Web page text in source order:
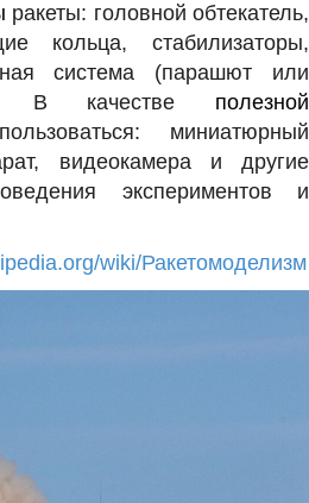
ракеты: головной обтекатель,
кольца, стабилизаторы,
система (парашют или
В качестве
полезной
миниатюрный
видеокамера и другие
экспериментов и
wiki/Ракетомоделизм